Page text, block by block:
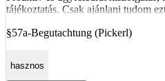
tájékoztatás. Csak ajánlani tudom
§57a-Begutachtung (Pickerl)
hasznos